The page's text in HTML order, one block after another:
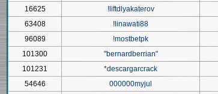
16625
!liftdlyakaterov
63408
!linawati88
96089
!mostbetpk
101300
"bernardberrian"
101231
*descargarcrack
54646
000000myjul